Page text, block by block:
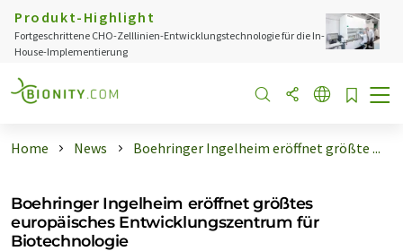
Produkt-Highlight
Fortgeschrittene CHO-Zelllinien-Entwicklungstechnologie für die In-
House-Implementierung
Home News Boehringer Ingelheim eröffnet größte ...
Boehringer Ingelheim eröffnet größtes
europäisches Entwicklungszentrum für
Biotechnologie